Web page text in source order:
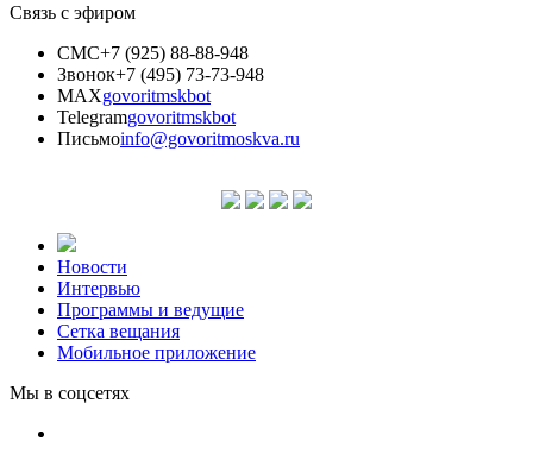
Связь с эфиром
СМС+7 (925) 88-88-948
Звонок+7 (495) 73-73-948
MAXgovoritmskbot
Telegramgovoritmskbot
Письмоinfo@govoritmoskva.ru
Новости
Интервью
Программы и ведущие
Сетка вещания
Мобильное приложение
Мы в соцсетях